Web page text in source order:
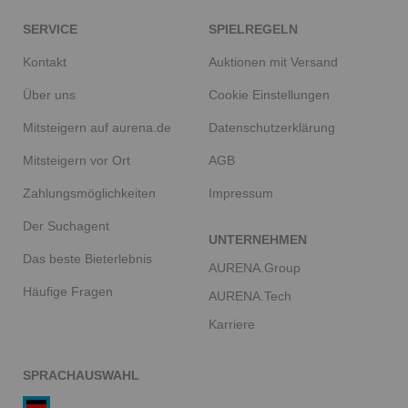
SERVICE
Kontakt
Über uns
Mitsteigern auf aurena.de
Mitsteigern vor Ort
Zahlungsmöglichkeiten
Der Suchagent
Das beste Bieterlebnis
Häufige Fragen
SPIELREGELN
Auktionen mit Versand
Cookie Einstellungen
Datenschutzerklärung
AGB
Impressum
UNTERNEHMEN
AURENA.Group
AURENA.Tech
Karriere
SPRACHAUSWAHL